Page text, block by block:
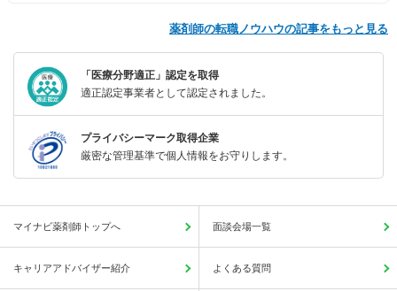
薬剤師の転職ノウハウの記事をもっと見る
「医療分野適正」認定を取得
適正認定事業者として認定されました。
プライバシーマーク取得企業
厳密な管理基準で個人情報をお守りします。
マイナビ薬剤師トップへ 面談会場一覧
キャリアアドバイザー紹介 よくある質問